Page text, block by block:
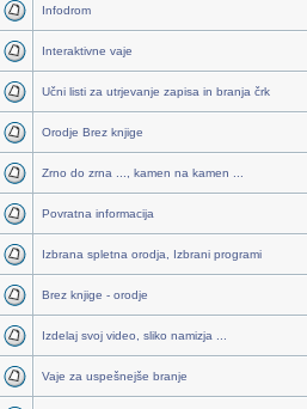
Infodrom
Interaktivne vaje
Učni listi za utrjevanje zapisa in branja črk
Orodje Brez knjige
Zrno do zrna ..., kamen na kamen ...
Povratna informacija
Izbrana spletna orodja, Izbrani programi
Brez knjige - orodje
Izdelaj svoj video, sliko namizja ...
Vaje za uspešnejše branje